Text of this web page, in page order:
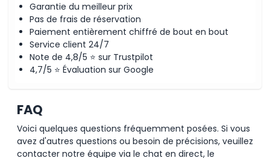
Comment s'y rendre
Comment échanger
Politique d'annulation
Garantie du meilleur prix
Pas de frais de réservation
Paiement entièrement chiffré de bout en bout
Service client 24/7
Note de 4,8/5 ⭐ sur Trustpilot
4,7/5 ⭐ Évaluation sur Google
FAQ
Voici quelques questions fréquemment posées. Si vous
avez d'autres questions ou besoin de précisions, veuillez
contacter notre équipe via le chat en direct, le